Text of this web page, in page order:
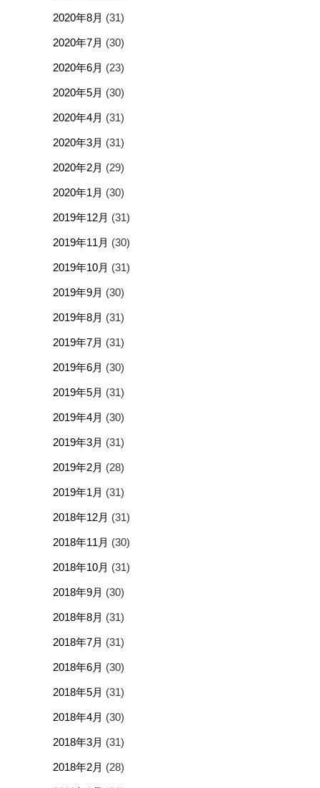
2020年8月 (31)
2020年7月 (30)
2020年6月 (23)
2020年5月 (30)
2020年4月 (31)
2020年3月 (31)
2020年2月 (29)
2020年1月 (30)
2019年12月 (31)
2019年11月 (30)
2019年10月 (31)
2019年9月 (30)
2019年8月 (31)
2019年7月 (31)
2019年6月 (30)
2019年5月 (31)
2019年4月 (30)
2019年3月 (31)
2019年2月 (28)
2019年1月 (31)
2018年12月 (31)
2018年11月 (30)
2018年10月 (31)
2018年9月 (30)
2018年8月 (31)
2018年7月 (31)
2018年6月 (30)
2018年5月 (31)
2018年4月 (30)
2018年3月 (31)
2018年2月 (28)